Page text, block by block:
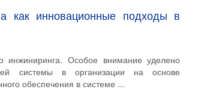
как инновационные подходы в
инжиниринга. Особое внимание уделено
системы в организации на основе
обеспечения в системе ...